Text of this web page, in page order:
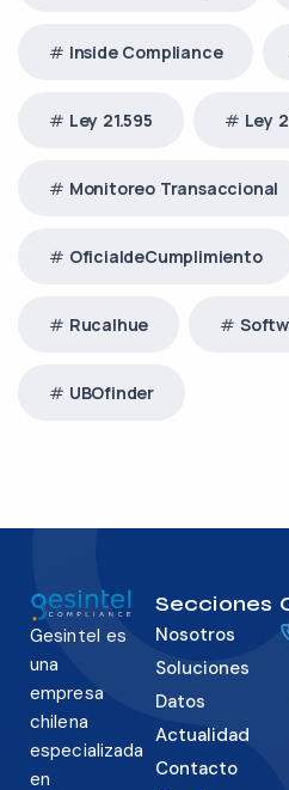
Inside Compliance
Ley 21.595 Ley
Monitoreo Transaccional
OficialdeCumplimiento
Rucalhue
UBOfinder
Gesintel es
una
empresa
chilena
especializada
en
Secciones
Nosotros
Soluciones
Datos
Actualidad
Contacto